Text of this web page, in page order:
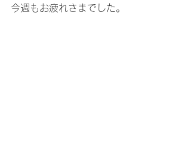
今週もお疲れさまでした。